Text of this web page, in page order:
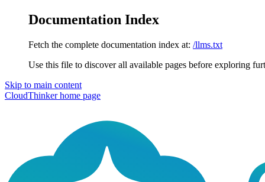
Documentation Index
Fetch the complete documentation index at: /llms.txt
Use this file to discover all available pages before exploring
Skip to main content
CloudThinkerhome page